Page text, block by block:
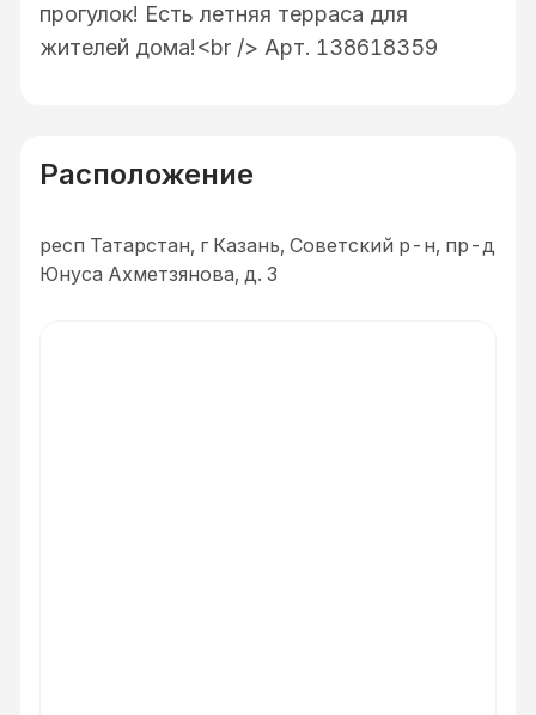
прогулок! Есть летняя терраса для
жителей дома!<br /> Арт. 138618359
Расположение
респ Татарстан, г Казань, Советский р-н, пр-д
Юнуса Ахметзянова, д. 3